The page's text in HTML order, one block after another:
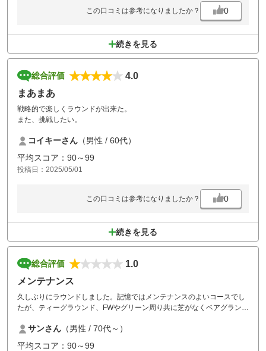
この口コミは参考になりましたか？ 0
続きを見る
総合評価
4.0
まあまあ
戦略的で楽しくラウンドが出来た。
また、挑戦したい。
コイキーさん （男性 / 60代）
平均スコア：90～99
投稿日：2025/05/01
この口コミは参考になりましたか？ 0
続きを見る
総合評価
1.0
メンテナンス
久しぶりにラウンドしました。記憶ではメンテナンスのよいコースでし
たが、ティーグラウンド、FWやグリーン周り共に芝がなくベアグランド
ランドは全て土の状態でした。改善を望みます。
サンさん （男性 / 70代～）
平均スコア：90～99